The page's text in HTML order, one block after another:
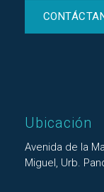
Ubicación
Avenida de la
Miguel, Urb.